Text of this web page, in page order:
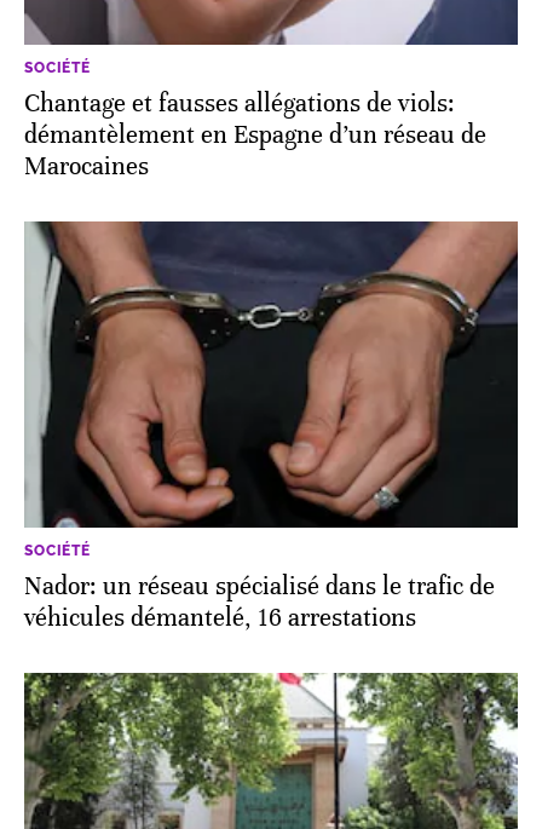
SOCIÉTÉ
Chantage et fausses allégations de viols:
démantèlement en Espagne d’un réseau de
Marocaines
SOCIÉTÉ
Nador: un réseau spécialisé dans le trafic de
véhicules démantelé, 16 arrestations